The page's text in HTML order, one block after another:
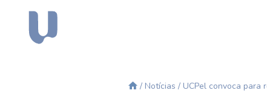
/ Notícias / UCPel convoca para